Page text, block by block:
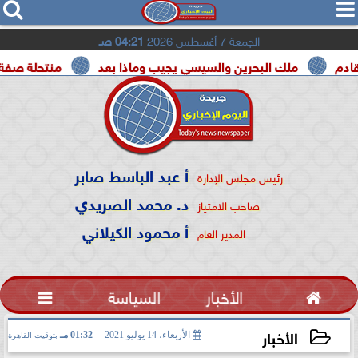
  
الجمعة 7 أغسطس 2026 04:21 صـ
منتحلة صفة صحفية ملك البحرين والسيسي يجيب وماذا بعد
رئيس مجلس الإدارة أ عبد الباسط صابر
صاحب الامتياز د. محمد الصريدي
المدير العام أ محمود الكيلاني
 الأخبار السياسة 
الأخبار الأربعاء، 14 يوليو 2021 01:32 مـ بتوقيت القاهرة